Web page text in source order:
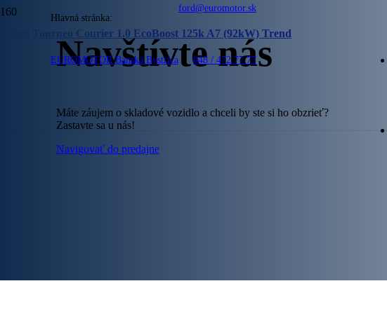
Hlavná stránka:
EUROMOTOR Banská Bystrica
ford@euromotor.sk
048 / 472 77 77
Ford Tourneo Courier 1.0 EcoBoost 125k A7 (92kW) Trend
Navštívte nás
Máte záujem o skladové vozidlo a chceli by ste si ho obzrieť?
Zastavte sa u nás!
Navigovať do predajne